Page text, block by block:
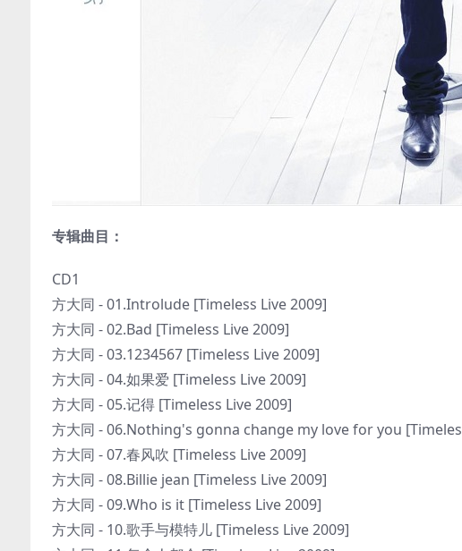
专辑曲目：
CD1
方大同 - 01.Introlude [Timeless Live 2009]
方大同 - 02.Bad [Timeless Live 2009]
方大同 - 03.1234567 [Timeless Live 2009]
方大同 - 04.如果爱 [Timeless Live 2009]
方大同 - 05.记得 [Timeless Live 2009]
方大同 - 06.Nothing's gonna change my love for you
方大同 - 07.春风吹 [Timeless Live 2009]
方大同 - 08.Billie jean [Timeless Live 2009]
方大同 - 09.Who is it [Timeless Live 2009]
方大同 - 10.歌手与模特儿 [Timeless Live 2009]